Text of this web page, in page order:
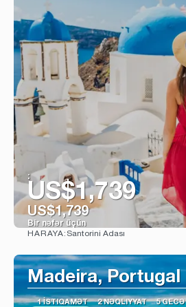
:
US$1,739
US$1,739
Bir nəfər üçün
HARAYA: Santorini Adası
Madeira, Portugal
1 İSTIQAMƏT 2 NƏQLIYYAT 5 GECƏ